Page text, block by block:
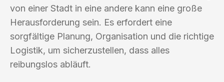
von einer Stadt in eine andere kann eine große
Herausforderung sein. Es erfordert eine
sorgfältige Planung, Organisation und die richtige
Logistik, um sicherzustellen, dass alles
reibungslos abläuft.